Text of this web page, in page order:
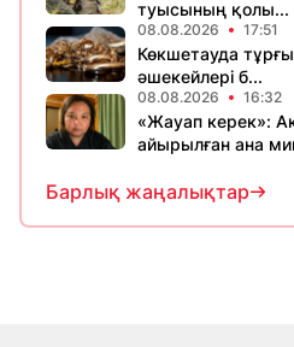
туысының қолы...
08.08.2026 17:51
Көкшетауда
әшекейлері б...
08.08.2026 16:32
«Жауап керек»:
айырылған ана
Барлық жаңалықтар